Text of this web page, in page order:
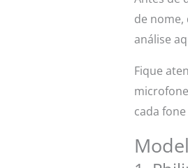
de
análise
Fique
cada